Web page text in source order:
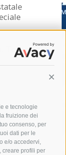
e tecnologie
fruizione dei
consenso, per
dati per le
e/o accedervi,
creare profili per
Torna a casa